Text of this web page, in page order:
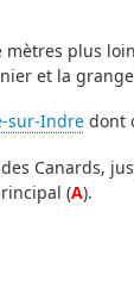
plus
et la
sur-Indredont
Canards,
(A).